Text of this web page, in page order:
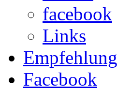
facebook
Links
Empfehlung
Facebook